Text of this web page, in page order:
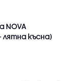
NOVA
лятна късна)